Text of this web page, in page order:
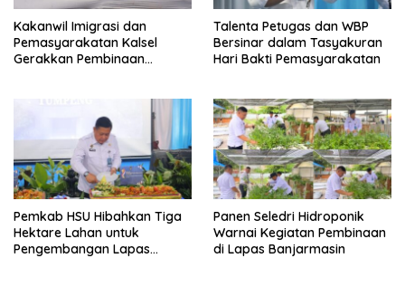
Kakanwil Imigrasi dan
Pemasyarakatan Kalsel
Gerakkan Pembinaan
Talenta Petugas dan WBP
Bersinar dalam Tasyakuran
Hari Bakti Pemasyarakatan
Pemkab HSU Hibahkan Tiga
Hektare Lahan untuk
Pengembangan Lapas
Panen Seledri Hidroponik
Warnai Kegiatan Pembinaan
di Lapas Banjarmasin